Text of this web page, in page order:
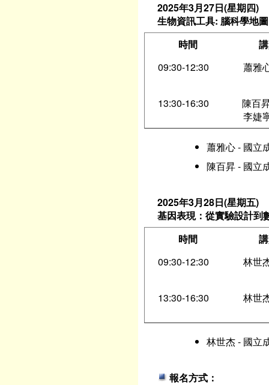
2025年3月27日(星期四)
生物資訊工具: 腦科學地
時間
09:30-12:30
蕭雅
13:30-16:30
陳百
李婕
蕭雅心 - 國立
陳百昇 - 國立
2025年3月28日(星期五)
基因表現：從實驗設計到
時間
09:30-12:30
林世
13:30-16:30 林世
林世杰 - 國立
報名方式：